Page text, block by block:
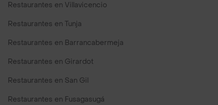
Restaurantes en Villavicencio
Restaurantes en Tunja
Restaurantes en Barrancabermeja
Restaurantes en Girardot
Restaurantes en San Gil
Restaurantes en Fusagasugá